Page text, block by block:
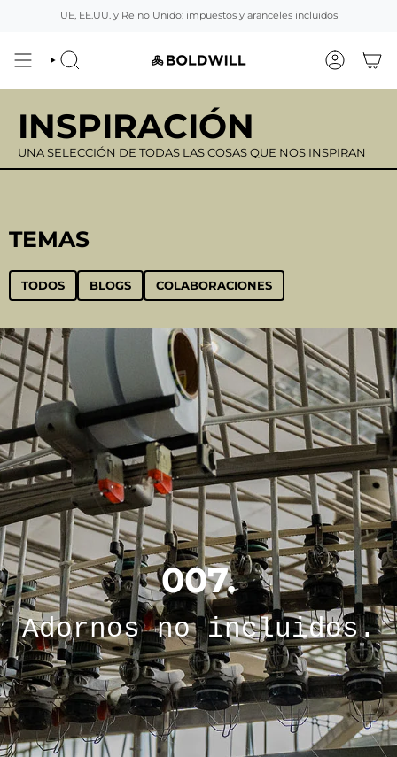
UE, EE.UU. y Reino Unido: impuestos y aranceles incluidos
BUSCAR CUENTA
INSPIRACIÓN
UNA SELECCIÓN DE TODAS LAS COSAS QUE NOS INSPIRAN
TEMAS
TODOS BLOGS COLABORACIONES
007.
Adornos no incluidos.